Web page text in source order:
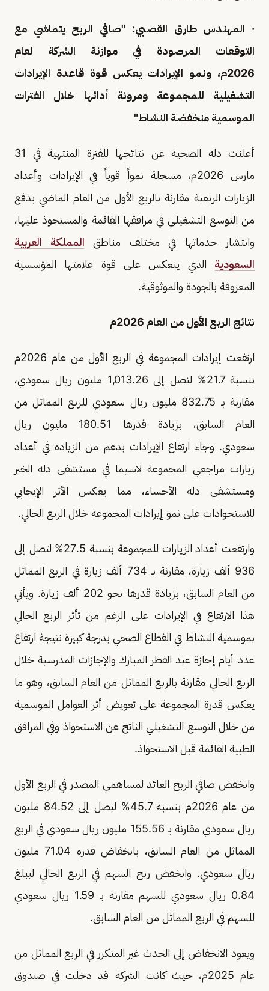
· المهندس طارق القصبي: "صافي الربح يتماشي مع
التوقعات المرصودة في موازنة الشركة لعام
2026م، ونمو الإيرادات يعكس قوة قاعدة الإيرادات
التشغيلية للمجموعة ومرونة أدائها خلال الفترات
الموسمية منخفضة النشاط"
أعلنت دله الصحية عن نتائجها للفترة المنتهية في 31
مارس 2026م، مسجلة نمواً قوياً في الإيرادات وأعداد
الزيارات الربعية مقارنة بالربع الأول من العام الماضي بدفع
من التوسع التشغيلي في مرافقها القائمة والمستحوذ عليها،
وانتشار خدماتها في مختلف مناطق المملكة العربية
السعودية الذي ينعكس على قوة علامتها المؤسسية
المعروفة بالجودة والموثوقية.
نتائج الربع الأول من العام 2026م
ارتفعت إيرادات المجموعة في الربع الأول من عام 2026م
بنسبة 21.7% لتصل إلى 1,013.26 مليون ريال سعودي،
مقارنة بـ 832.75 مليون ريال سعودي للربع المماثل من
العام السابق، بزيادة قدرها 180.51 مليون ريال
سعودي. وجاء ارتفاع الإيرادات بدعم من الزيادة في أعداد
زيارات مراجعي المجموعة لاسيما في مستشفى دله الخبر
ومستشفى دله الأحساء، مما يعكس الأثر الإيجابي
للاستحواذات على نمو إيرادات المجموعة خلال الربع الحالي.
وارتفعت أعداد الزيارات للمجموعة بنسبة 27.5% لتصل إلى
936 ألف زيارة، مقارنة بـ 734 ألف زيارة في الربع المماثل
من العام السابق، بزيادة قدرها نحو 202 ألف زيارة. ويأتي
هذا الارتفاع في الإيرادات على الرغم من تأثر الربع الحالي
بموسمية النشاط في القطاع الصحي بدرجة كبيرة نتيجة ارتفاع
عدد أيام إجازة عيد الفطر المبارك والإجازات المدرسية خلال
الربع الحالي مقارنة بالربع المماثل من العام السابق، وهو ما
يعكس قدرة المجموعة على تعويض أثر العوامل الموسمية
من خلال التوسع التشغيلي الناتج عن الاستحواذ وفي المرافق
الطبية القائمة قبل الاستحواذ.
وانخفض صافي الربح العائد لمساهمي المصدر في الربع الأول
من عام 2026م بنسبة 45.7% ليصل إلى 84.52 مليون
ريال سعودي مقارنة بـ 155.56 مليون ريال سعودي في الربع
المماثل من العام السابق، بانخفاض قدره 71.04 مليون
ريال سعودي. وانخفض ربح السهم في الربع الحالي ليبلغ
0.84 ريال سعودي للسهم مقارنة بـ 1.59 ريال سعودي
للسهم في الربع المماثل من العام السابق.
ويعود الانخفاض إلى الحدث غير المتكرر في الربع المماثل من
عام 2025م، حيث كانت الشركة قد دخلت في صندوق